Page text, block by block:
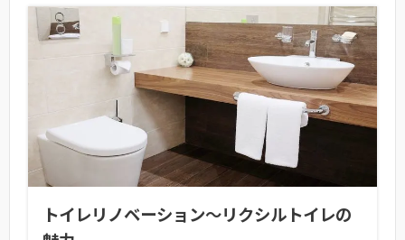
トイレリノベーション～リクシルトイレの